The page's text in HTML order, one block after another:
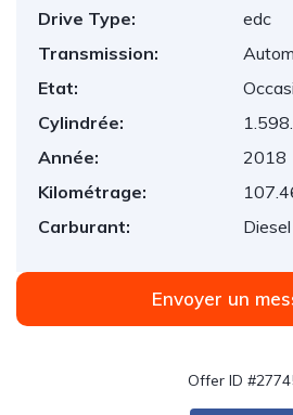
Drive Type:
edc
Transmission:
Etat:
Cylindrée:
Année:
2018
Kilométrage:
Carburant:
Diesel
Envoyer un
Offer ID